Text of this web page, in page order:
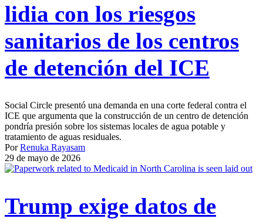
lidia con los riesgos
sanitarios de los centros
de detención del ICE
Social Circle presentó una demanda en una corte federal contra el
ICE que argumenta que la construcción de un centro de detención
pondría presión sobre los sistemas locales de agua potable y
tratamiento de aguas residuales.
PorRenuka Rayasam
29 de mayo de 2026
Trump exige datos de